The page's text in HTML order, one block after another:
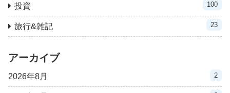
投資 100
旅行&雑記 23
アーカイブ
2026年8月 2